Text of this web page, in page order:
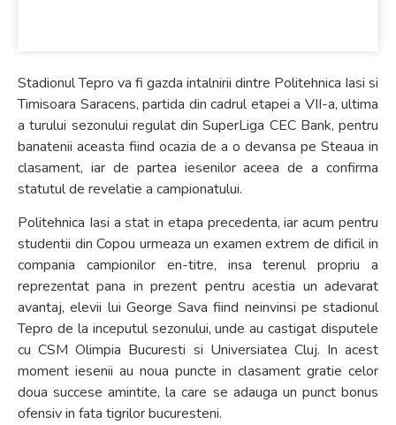
Stadionul Tepro va fi gazda intalnirii dintre Politehnica Iasi si
Timisoara Saracens, partida din cadrul etapei a VII-a, ultima
a turului sezonului regulat din SuperLiga CEC Bank, pentru
banatenii aceasta fiind ocazia de a o devansa pe Steaua in
clasament, iar de partea iesenilor aceea de a confirma
statutul de revelatie a campionatului.
Politehnica Iasi a stat in etapa precedenta, iar acum pentru
studentii din Copou urmeaza un examen extrem de dificil in
compania campionilor en-titre, insa terenul propriu a
reprezentat pana in prezent pentru acestia un adevarat
avantaj, elevii lui George Sava fiind neinvinsi pe stadionul
Tepro de la inceputul sezonului, unde au castigat disputele
cu CSM Olimpia Bucuresti si Universiatea Cluj. In acest
moment iesenii au noua puncte in clasament gratie celor
doua succese amintite, la care se adauga un punct bonus
ofensiv in fata tigrilor bucuresteni.